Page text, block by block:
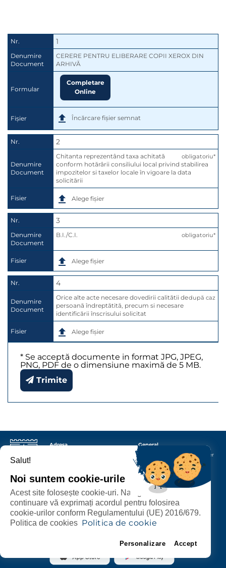
Nr. 1
Denumire
Document
CERERE PENTRU ELIBERARE COPII XEROX DIN
ARHIVĂ
Formular
Completare
Online
Fișier Încărcare fișier semnat
Nr. 2
Denumire
Document
obligatoriu*
Chitanta reprezentând taxa achitată
conform hotărârii consiliului local privind stabilirea
impozitelor si taxelor locale în vigoare la data
solicitării
Fisier Alege fișier
Nr. 3
Denumire
Document
obligatoriu*
B.I./C.I.
Fisier Alege fișier
Nr. 4
Denumire
Document
după caz
Orice alte acte necesare dovedirii calitătii de
persoană îndreptătită, precum si necesare
identificării înscrisului solicitat
Fisier Alege fișier
* Se acceptă documente in format JPG, JPEG,
PNG, PDF de o dimensiune maximă de 5 MB.
Trimite
Adresa
General
Protecția datelor cu caracter
personal
Termeni și condiții
Contact
Urmăriți-ne Un proiect dezvoltat de
Salut!
Noi suntem cookie-urile
Acest site folosește cookie-uri. Navigând în
continuare vă exprimați acordul pentru folosirea
cookie-urilor conform Regulamentului (UE) 2016/679.
Politica de cookies Politica de cookie
Personalizare Accept